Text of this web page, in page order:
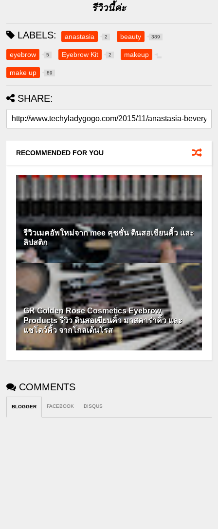
รีวิวนี้ค่ะ
LABELS: anastasia 2 beauty 389
eyebrow 5 Eyebrow Kit 2 makeup
make up 89
SHARE:
RECOMMENDED FOR YOU
รีวิวเมคอัพใหม่จาก mee คุชชั่น ดินสอเขียนคิ้ว และ
ลิปสติก
GR Golden Rose Cosmetics Eyebrow
Products รีวิว ดินสอเขียนคิ้ว มาสคาร่าคิ้ว และ
แชโดว์คิ้ว จากโกลเด้นโรส
COMMENTS
BLOGGER FACEBOOK DISQUS